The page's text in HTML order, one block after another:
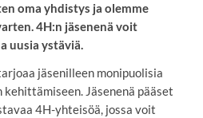
oma yhdistys ja olemme
4H:n jäsenenä voit
uusia ystäviä.
jäsenilleen monipuolisia
Jäsenenä pääset
4H-yhteisöä, jossa voit